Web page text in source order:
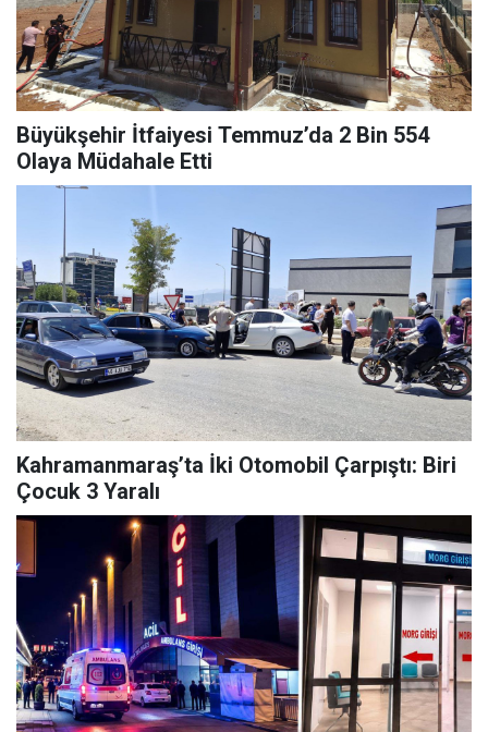
Büyükşehir İtfaiyesi Temmuz’da 2 Bin 554
Olaya Müdahale Etti
Kahramanmaraş’ta İki Otomobil Çarpıştı: Biri
Çocuk 3 Yaralı